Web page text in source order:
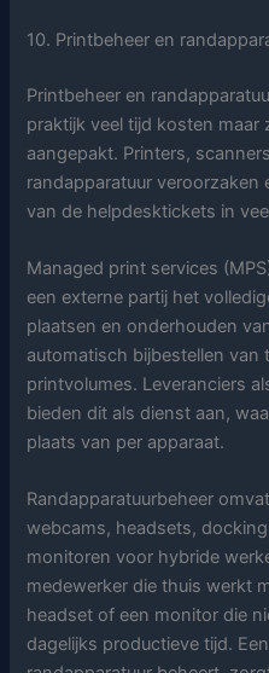
10. Printbeheer en
Printbeheer en
praktijk veel tijd kosten
aangepakt. Printers,
randapparatuur
van de helpdesktickets in
Managed print services
een externe partij het
plaatsen en onderhouden
automatisch bijbestellen
printvolumes. Leveranciers
bieden dit als dienst aan,
plaats van per apparaat.
Randapparatuurbeheer
webcams, headsets,
monitoren voor hybride
medewerker die thuis werkt
headset of een monitor die
dagelijks productieve tijd.